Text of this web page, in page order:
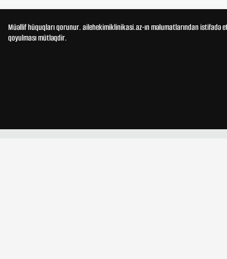
Müəllif hüquqları qorunur. ailehekimiklinikasi.az-ın məlumatlarından
qoyulması mütləqdir.